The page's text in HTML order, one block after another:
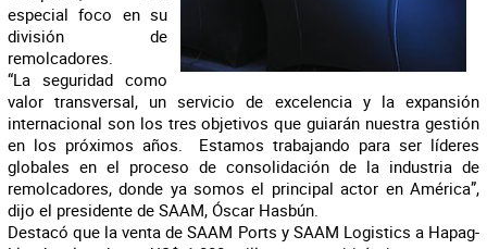
especial foco en su
división de
remolcadores.
“La seguridad como
valor transversal, un servicio de excelencia y la expansión
internacional son los tres objetivos que guiarán nuestra gestión
en los próximos años. Estamos trabajando para ser líderes
globales en el proceso de consolidación de la industria de
remolcadores, donde ya somos el principal actor en América”,
dijo el presidente de SAAM, Óscar Hasbún.
Destacó que la venta de SAAM Ports y SAAM Logistics a Hapag-